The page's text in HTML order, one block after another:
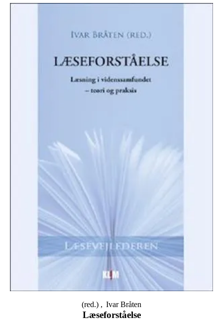
Læseforståelse
(red.) Ivar Bråten